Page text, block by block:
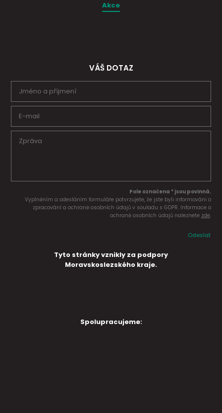
Akce
VÁŠ DOTAZ
Pole označena * jsou povinná.
Vyplněním a odesláním formuláře potvrzujete, že jste byli informováni o
zpracování a ochraně osobních údajů v souladu s GDPR. Informace o
ochraně osobních údajů naleznete zde.
Odeslat
Tyto stránky vznikly za podpory
Moravskoslezského kraje.
Spolupracujeme: